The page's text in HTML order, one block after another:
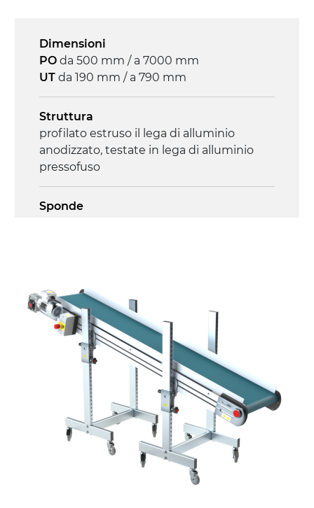
Dimensioni
PO da 500 mm / a 7000 mm
UT da 190 mm / a 790 mm
Struttura
profilato estruso il lega di alluminio
anodizzato, testate in lega di alluminio
pressofuso
Sponde
cannocchiali in lega di alluminio
pressofuso, gambe in tubolare in metallo
zincato, piedini di livellamento
PU superficie blue opaco
Trasmissione
diretta in traino (lato sinistro), motore
asincrono trifase multi tensione